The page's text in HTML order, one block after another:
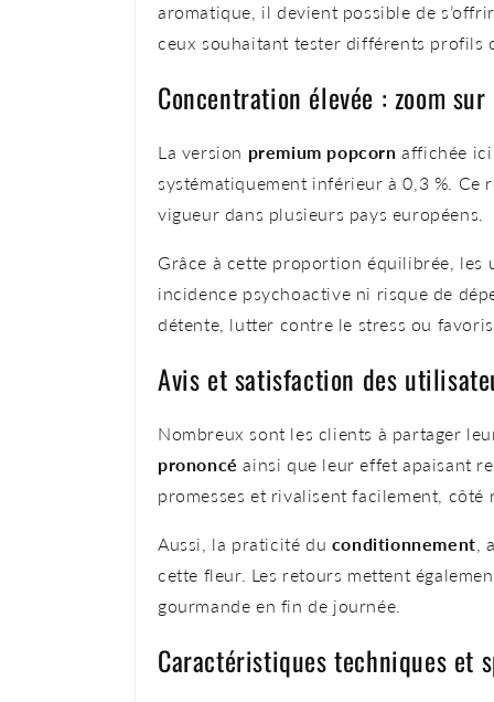
aromatique, il devient possible de
ceux souhaitant tester différents profils
Concentration élevée : zoom
La version premium popcorn affichée
systématiquement inférieur à 0,3 %. Ce
vigueur dans plusieurs pays européens.
Grâce à cette proportion équilibrée, les
incidence psychoactive ni risque de
détente, lutter contre le stress ou
Avis et satisfaction des
Nombreux sont les clients à partager
prononcé ainsi que leur effet apaisant
promesses et rivalisent facilement, côté
Aussi, la praticité du conditionnement
cette fleur. Les retours mettent
gourmande en fin de journée.
Caractéristiques techniques et